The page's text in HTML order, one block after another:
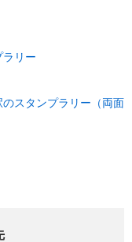
ラリー
スタンプラリー（両面